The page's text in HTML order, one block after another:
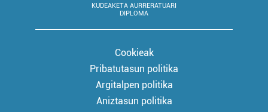
KUDEAKETA AURRERATUARI
DIPLOMA
Cookieak
Pribatutasun politika
Argitalpen politika
Aniztasun politika